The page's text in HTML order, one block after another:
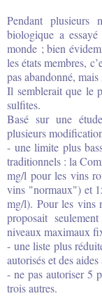
Pendant plusieurs
biologique a
monde ; bien
les états membres,
pas abandonné,
Il semblerait que le
sulfites.
Basé sur une
plusieurs
- une limite plus
traditionnels : la
mg/l pour les vins
vins "normaux") et
mg/l). Pour les vins
proposait
niveaux maximaux
- une liste plus
autorisés et des
- ne pas autoriser 5
trois autres.